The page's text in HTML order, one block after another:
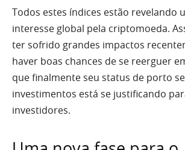
Todos estes índices estão revelando
interesse global pela criptomoeda.
ter sofrido grandes impactos
haver boas chances de se reerguer
que finalmente seu status de porto
investimentos está se justificando
investidores.